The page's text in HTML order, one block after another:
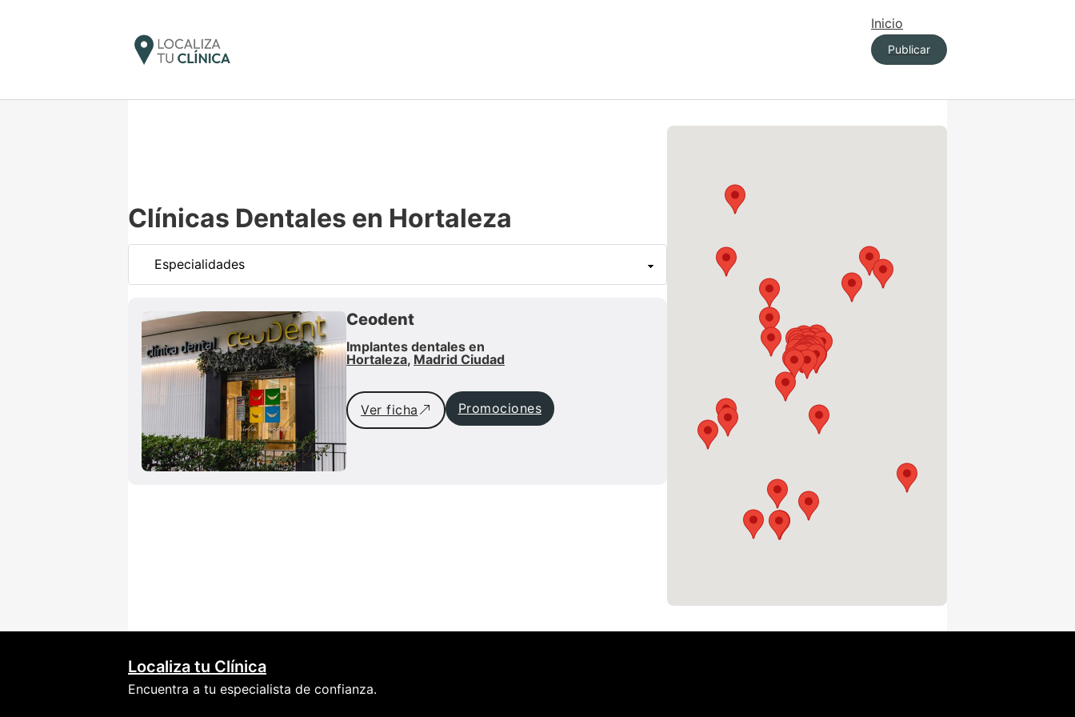
Inicio
Publicar
Clínicas Dentales en Hortaleza
Ceodent
Implantes dentales en
Hortaleza, Madrid Ciudad
Ver ficha Promociones
Localiza tu Clínica
Encuentra a tu especialista de confianza.